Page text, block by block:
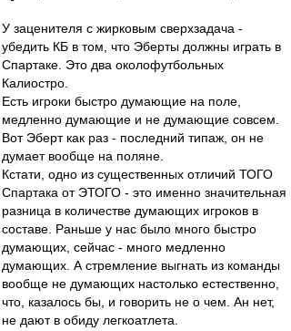
У заценителя с жирковым сверхзадача -
убедить КБ в том, что Эберты должны играть в
Спартаке. Это два околофутбольных
Калиостро.
Есть игроки быстро думающие на поле,
медленно думающие и не думающие совсем.
Вот Эберт как раз - последний типаж, он не
думает вообще на поляне.
Кстати, одно из существенных отличий ТОГО
Спартака от ЭТОГО - это именно значительная
разница в количестве думающих игроков в
составе. Раньше у нас было много быстро
думающих, сейчас - много медленно
думающих. А стремление выгнать из команды
вообще не думающих настолько естественно,
что, казалось бы, и говорить не о чем. Ан нет,
не дают в обиду легкоатлета.